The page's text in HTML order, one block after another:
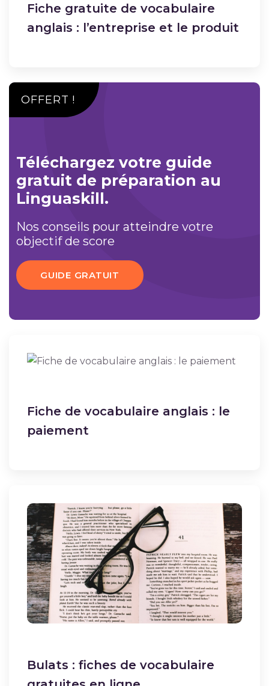
Fiche gratuite de vocabulaire
anglais : l’entreprise et le produit
OFFERT !
Téléchargez votre guide
gratuit de préparation au
Linguaskill.
Nos conseils pour atteindre votre
objectif de score
GUIDE GRATUIT
Fiche de vocabulaire anglais : le
paiement
Bulats : fiches de vocabulaire